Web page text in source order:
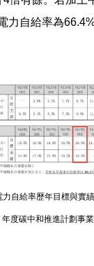
力自給率為66.4%
自給率歷年目標與實
年度碳中和推進計劃事業